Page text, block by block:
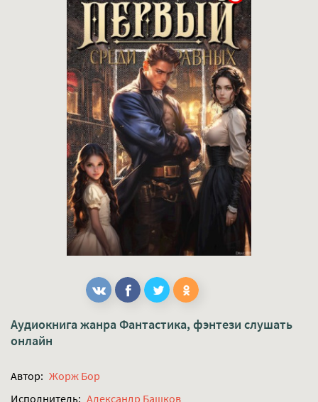
Аудиокнига жанра Фантастика, фэнтези слушать
онлайн
Автор: Жорж Бор
Исполнитель: Александр Башков